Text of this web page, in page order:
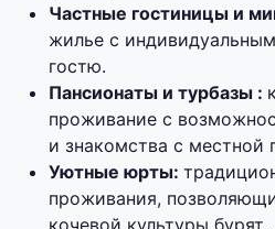
Частные гостиницы и
жилье с
гостю.
Пансионаты и турбазы :
проживание с
и знакомства с местной
Уютные юрты:
проживания,